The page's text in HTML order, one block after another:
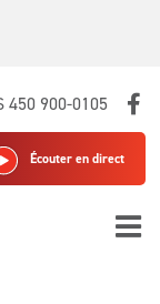
450 900-0105
Écouter en direct